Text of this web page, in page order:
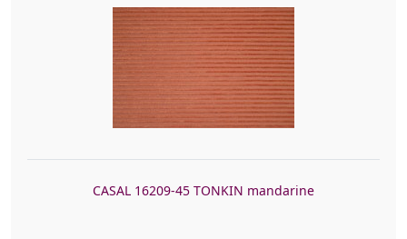
CASAL 16209-45 TONKIN mandarine